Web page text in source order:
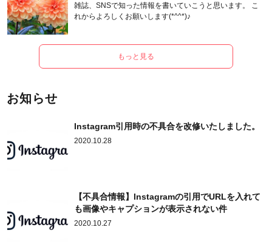
雑誌、SNSで知った情報を書いていこうと思います。 こ
れからよろしくお願いします(*^^*)♪
もっと見る
お知らせ
Instagram引用時の不具合を改修いたしました。
2020.10.28
【不具合情報】Instagramの引用でURLを入れて
も画像やキャプションが表示されない件
2020.10.27